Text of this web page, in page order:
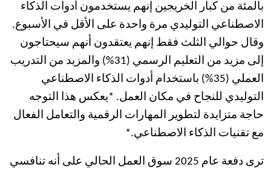
بالمئة من كبار الخريجين إنهم يستخدمون أدوات الذكاء
الاصطناعي التوليدي مرة واحدة على الأقل في الأسبوع.
وقال حوالي الثلث فقط إنهم يعتقدون أنهم سيحتاجون
إلى مزيد من التعليم الرسمي (31%) والمزيد من التدريب
العملي (35%) باستخدام أدوات الذكاء الاصطناعي
التوليدي للنجاح في مكان العمل. *يعكس هذا التوجه
حاجة متزايدة لتطوير المهارات الرقمية والتعامل الفعال
مع تقنيات الذكاء الاصطناعي.*
ترى دفعة عام 2025 سوق العمل الحالي على أنه تنافسي